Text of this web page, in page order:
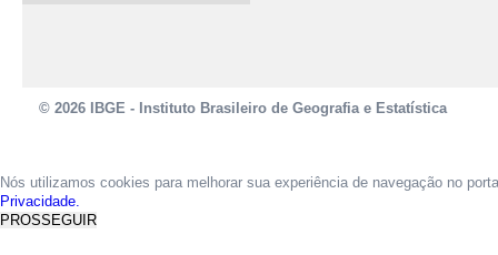
© 2026 IBGE - Instituto Brasileiro de Geografia e Estatística
Nós utilizamos cookies para melhorar sua experiência de navegação no
Privacidade.
PROSSEGUIR